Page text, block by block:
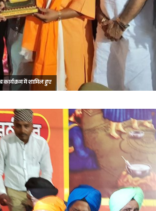
कार्यक्रम में शामिल हुए